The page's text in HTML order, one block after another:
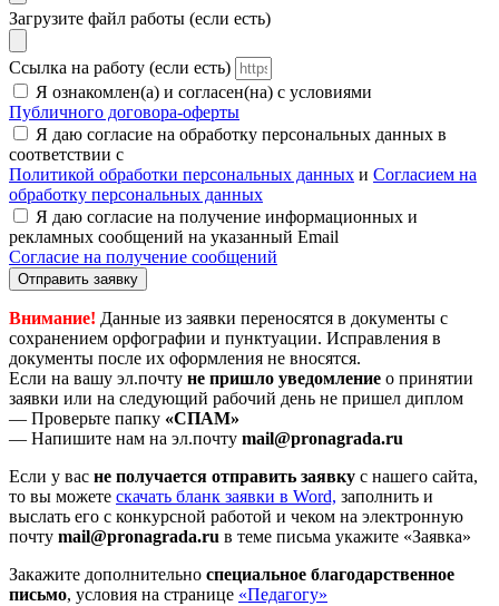
Загрузите файл работы (если есть)
Ссылка на работу (если есть)
Я ознакомлен(а) и согласен(на) с условиями
Публичного договора-оферты
Я даю согласие на обработку персональных данных в
соответствии с
Политикой обработки персональных данных и Согласием на
обработку персональных данных
Я даю согласие на получение информационных и
рекламных сообщений на указанный Email
Согласие на получение сообщений
Отправить заявку
Внимание! Данные из заявки переносятся в документы с
сохранением орфографии и пунктуации. Исправления в
документы после их оформления не вносятся.
Если на вашу эл.почту не пришло уведомление о принятии
заявки или на следующий рабочий день не пришел диплом
— Проверьте папку «СПАМ»
— Напишите нам на эл.почту mail@pronagrada.ru
Если у вас не получается отправить заявку с нашего сайта,
то вы можете cкачать бланк заявки в Word, заполнить и
выслать его с конкурсной работой и чеком на электронную
почту mail@pronagrada.ru в теме письма укажите «Заявка»
Закажите дополнительно специальное благодарственное
письмо, условия на странице «Педагогу»